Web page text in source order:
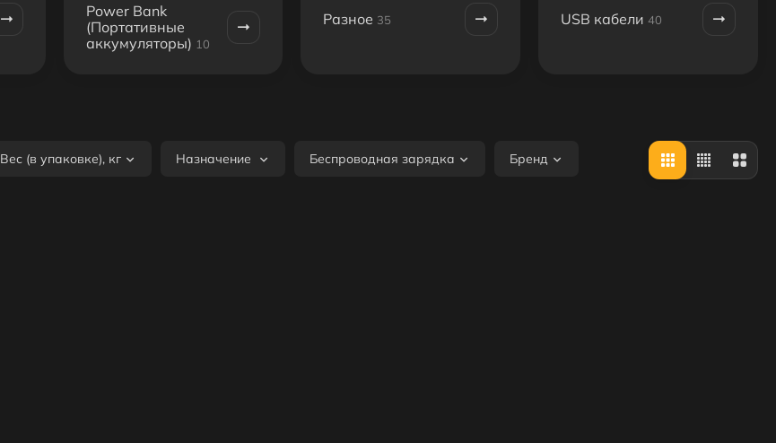
Power Bank
(Портативные
аккумуляторы) 10
Разное 35 USB кабели 40
Вес (в упаковке), кг Назначение Беспроводная зарядка Бренд